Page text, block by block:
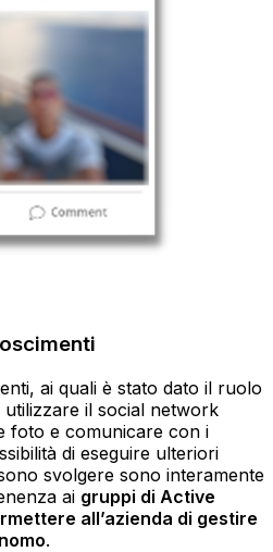
ai quali è stato dato il ruolo
il social network
foto e comunicare con i
di eseguire ulteriori
svolgere sono interamente
ai gruppi di Active
all’azienda di gestire
.